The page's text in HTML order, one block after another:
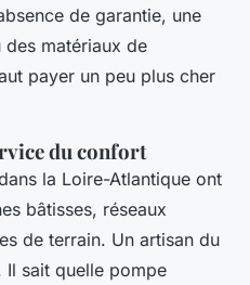
de garantie, une
matériaux de
payer un peu plus cher
du confort
la Loire-Atlantique ont
bâtisses, réseaux
de terrain. Un artisan du
sait quelle pompe